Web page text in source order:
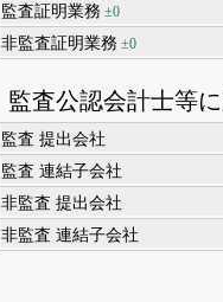
監査証明業務±0
非監査証明業務±0
監査公認会計士等
監査 提出会社
監査 連結子会社
非監査 提出会社
非監査 連結子会社